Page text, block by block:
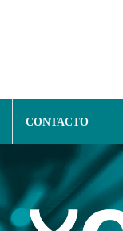
CONTACTO